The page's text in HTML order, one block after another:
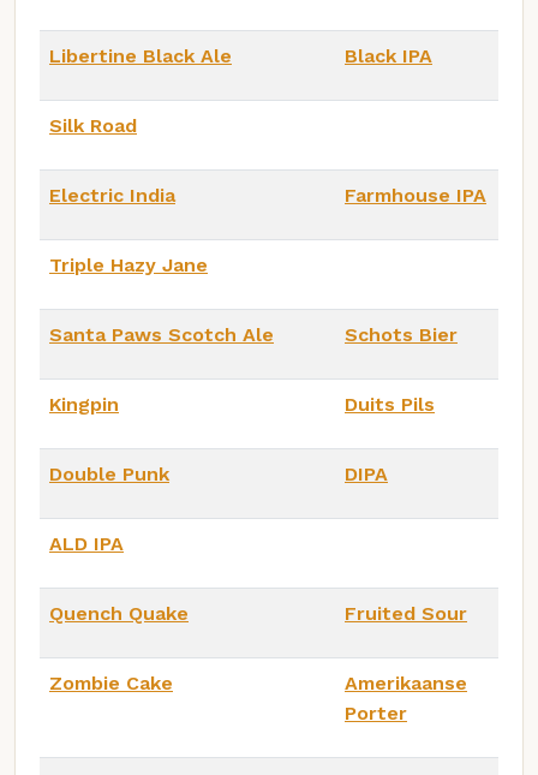
Libertine Black Ale Black IPA
Silk Road
Electric India Farmhouse IPA
Triple Hazy Jane
Santa Paws Scotch Ale Schots Bier
Kingpin Duits Pils
Double Punk DIPA
ALD IPA
Quench Quake Fruited Sour
Zombie Cake
Amerikaanse
Porter